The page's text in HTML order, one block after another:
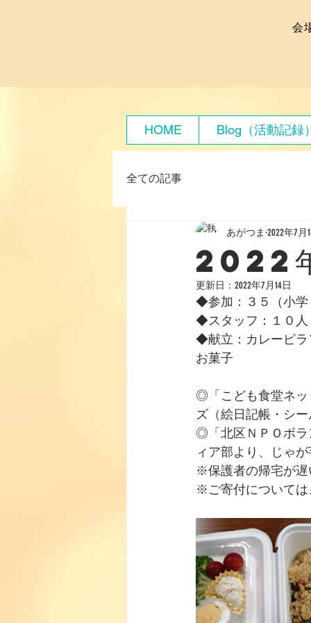
会
HOME Blog（活動記録
全ての記事
2022年
あがつま 2022年7月
更新日： 2022年7月14日
◆参加：３５（小学
◆スタッフ：１０人
◆献立：カレーピラ
お菓子
◎「こども食堂ネッ
ズ（絵日記帳・シ
◎「北区ＮＰＯボラ
ィア部より、じゃ
※保護者の帰宅が遅
※ご寄付については